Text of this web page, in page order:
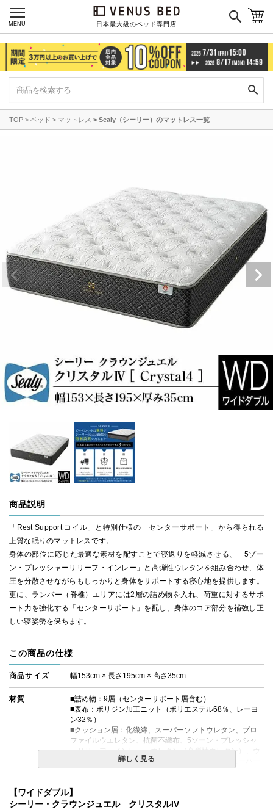
日本最大級のベッド専門店
MENU
TOP ベッド マットレス Sealy（シーリー）のマットレス一覧
商品説明
「Rest Support コイル」と特別仕様の「センターサポート」から得られる
上質な眠りのマットレスです。
身体の部位に応じた最適な素材を配すことで寝返りを軽減させる、「5ゾー
ン・プレッシャーリリーフ・インレー」と高弾性ウレタンを組み合わせ、体
圧を分散させながらもしっかりと身体をサポートする寝心地を提供します。
更に、ランバー（脊椎）エリアには2層の詰め物を入れ、荷重に対するサポ
ート力を強化する「センターサポート」を配し、身体のコア部分を補強し正
しい寝姿勢を保ちます。
この商品の仕様
商品サイズ 幅153cm × 長さ195cm × 高さ35cm
材質
■詰め物：9層（センターサポート層含む）
■表布：ポリジン加工ニット（ポリエステル68％、レーヨ
ン32％）
■クッション層：化繊綿、スーパーソフトウレタン、プロ
ファイルウエレタン、抗菌不織布、5ソーン・プレッシャ
ーリリーフ・インレー、ウレタン（高弾性ウレタン）、ウ
レタン＋硬質フェルト（センターサポート）、ニューハー
ドフェルト
コイルの種類 Rest Support(レストサポート)コイル（交互配列）
詳しく見る
【ワイドダブル】
シーリー・クラウンジュエル クリスタルIV